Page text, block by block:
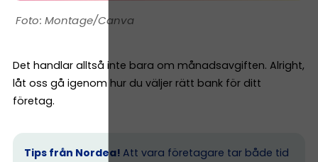
Montage/Canva
Det handlar alltså inte bara om månadsavgiften. Alright,
låt oss gå igenom hur du väljer rätt bank för ditt
företag.
Tips från Nordea! Att vara företagare tar både tid